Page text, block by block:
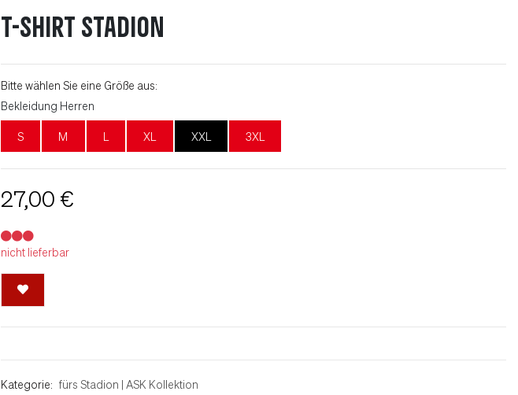
T-Shirt Stadion
Bitte wählen Sie eine Größe aus:
Bekleidung Herren
S M L XL XXL 3XL
27,00 €
nicht lieferbar
Kategorie: fürs Stadion | ASK Kollektion